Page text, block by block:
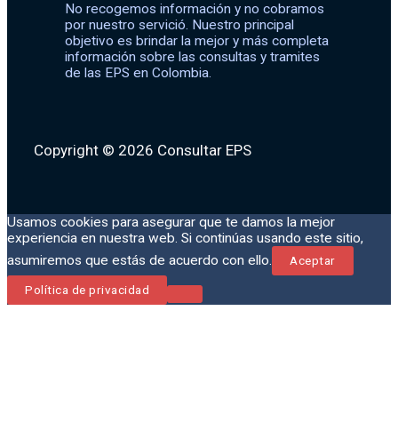
No recogemos información y no cobramos
por nuestro servició. Nuestro principal
objetivo es brindar la mejor y más completa
información sobre las consultas y tramites
de las EPS en Colombia.
Copyright © 2026 Consultar EPS
Usamos cookies para asegurar que te damos la mejor
experiencia en nuestra web. Si continúas usando este sitio,
asumiremos que estás de acuerdo con ello.
Aceptar
Política de privacidad